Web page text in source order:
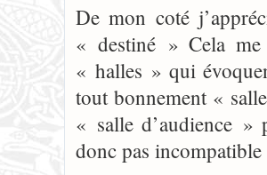
De mon coté
« destiné » Cela me
« halles » qui
tout bonnement «
« salle d’audience
donc pas